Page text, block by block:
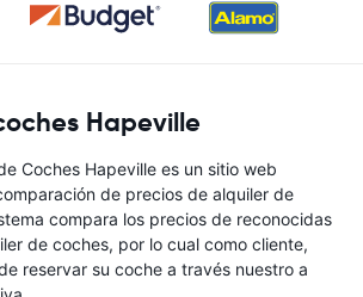
Hapeville
Coches Hapeville es un sitio web
de precios de alquiler de
compara los precios de reconocidas
de coches, por lo cual como cliente,
reservar su coche a través nuestro a